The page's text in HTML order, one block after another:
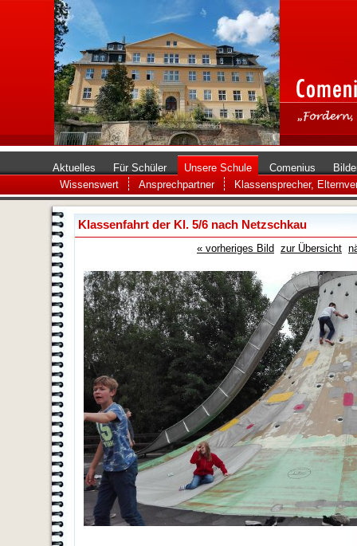
Aktuelles Für Schüler Unsere Schule Comenius
Wissenswert
Ansprechpartner Klassensprecher,
Klassenfahrt der Kl. 5/6 nach Netzschkau
« vorheriges Bild zur Übersicht